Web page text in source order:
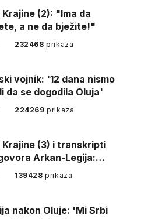
Krajine (2): "Ima da
a ne da bježite!"
232468prikaza
vojnik: '12 dana nismo
da se dogodila Oluja'
224269prikaza
Krajine (3) i transkripti
Arkan-Legija:
prelazite ustašam…
139428prikaza
nakon Oluje: 'Mi Srbi